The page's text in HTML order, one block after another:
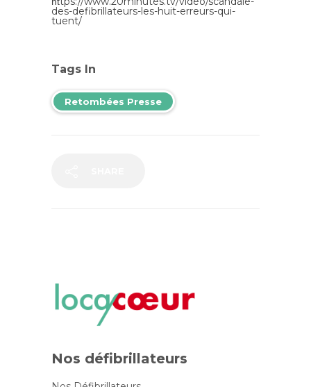
des-defibrillateurs-les-huit-erreurs-qui-
tuent/
Tags In
Retombées Presse
Nos défibrillateurs